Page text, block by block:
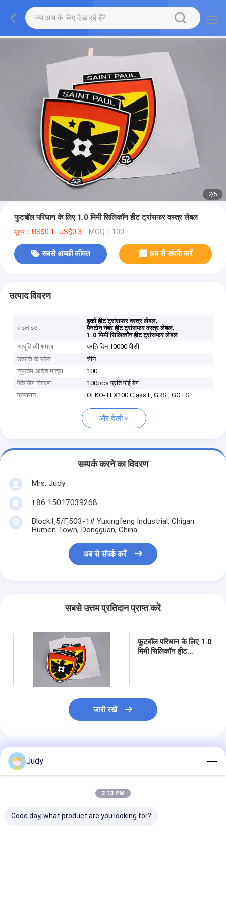
2/5
फुटबॉल परिधान के लिए 1.0 मिमी सिलिकॉन हीट ट्रांसफर वस्त्र लेबल
मूल्य：US$0.1- US$0.3 MOQ：100
सबसे अच्छी कीमत अब से संपर्क करें
उत्पाद विवरण
हाइलाइट
इको हीट ट्रांसफर वस्त्र लेबल,
पैनटोन नंबर हीट ट्रांसफर वस्त्र लेबल,
1.0 मिमी सिलिकॉन हीट ट्रांसफर लेबल
आपूर्ति की क्षमता
प्रति दिन 10000 पीसी
उत्पत्ति के प्लेस
चीन
न्यूनतम आदेश मात्रा
100
पैकेजिंग विवरण
100pcs प्रति पीई बैग
प्रमाणन
OEKO-TEX100 Class I , GRS , GOTS
और देखो
सम्पर्क करने का विवरण
Mrs. Judy
+86 15017039268
Block1,5/F,503-1# Yuxingfeng Industrial, Chigan
Humen Town, Dongguan, China
अब से संपर्क करें
सबसे उत्तम प्रतिदान प्राप्त करें
फुटबॉल परिधान के लिए 1.0
मिमी सिलिकॉन हीट
जारी रखें
अनुशंसित उत्पाद
Judy
2:13 PM
Good day, what product are you looking for?